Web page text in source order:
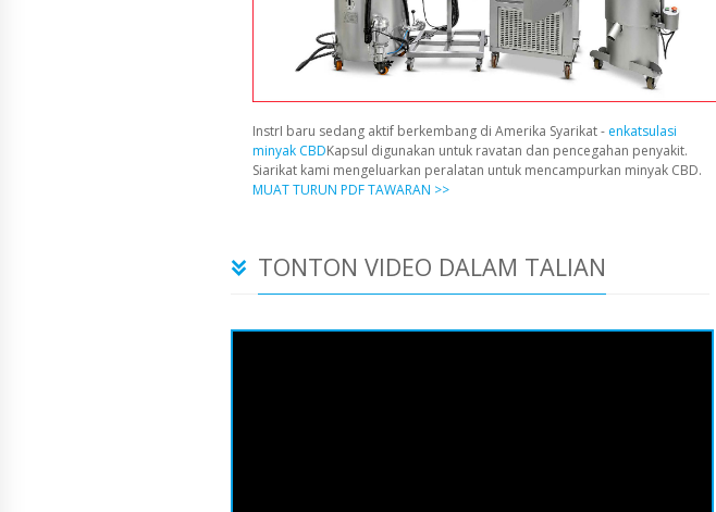
InstrI baru sedang aktif berkembang di Amerika Syarikat - enkatsulasi
minyak CBDKapsul digunakan untuk ravatan dan pencegahan penyakit.
Siarikat kami mengeluarkan peralatan untuk mencampurkan minyak CBD.
MUAT TURUN PDF TAWARAN >>
TONTON VIDEO DALAM TALIAN